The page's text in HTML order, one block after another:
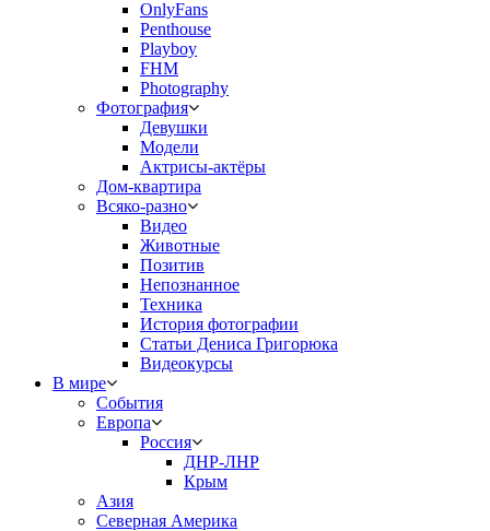
OnlyFans
Penthouse
Playboy
FHM
Photography
Фотография
Девушки
Модели
Актрисы-актёры
Дом-квартира
Всяко-разно
Видео
Животные
Позитив
Непознанное
Техника
История фотографии
Статьи Дениса Григорюка
Видеокурсы
В мире
События
Европа
Россия
ДНР-ЛНР
Крым
Азия
Северная Америка